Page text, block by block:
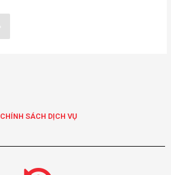
CHÍNH SÁCH DỊCH VỤ